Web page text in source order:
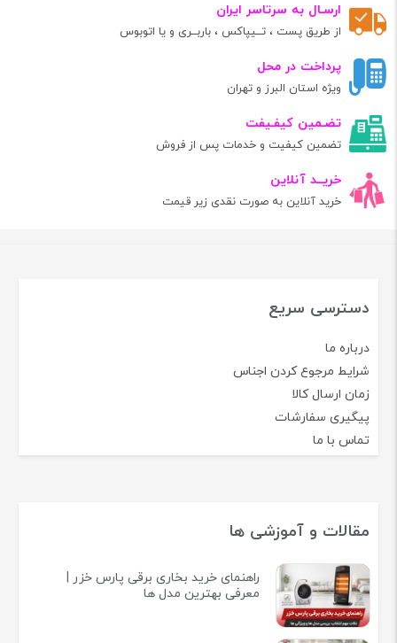
ارسـال به سرتاسر ایران
از طریق پست ، تــیپاکس ، باربــری و یا اتوبوس
پرداخت در محل
ویژه استان البرز و تهران
تضـمین کیفـیفت
تضمین کیفیت و خدمات پس از فروش
خریــد آنلاین
خرید آنلاین به صورت نقدی زیر قیمت
دسترسی سریع
درباره ما
شرایط مرجوع کردن اجناس
زمان ارسال کالا
پیگیری سفارشات
تماس با ما
مقالات و آموزشی ها
راهنمای خرید بخاری برقی پارس خزر |
معرفی بهترین مدل ها